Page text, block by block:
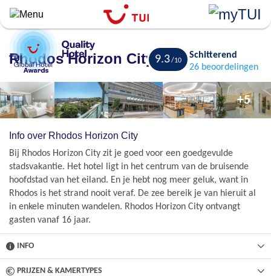
Overslaan
naar
de
algemene
inhoud
gaan
Rhodos Horizon City Bewaren
9.3
Schitterend
26 beoordelingen
+5
Info over Rhodos Horizon City
Bij Rhodos Horizon City zit je goed voor een goedgevulde
stadsvakantie. Het hotel ligt in het centrum van de bruisende
hoofdstad van het eiland. En je hebt nog meer geluk, want in
Rhodos is het strand nooit veraf. De zee bereik je van hieruit al
in enkele minuten wandelen. Rhodos Horizon City ontvangt
gasten vanaf 16 jaar.
INFO
PRIJZEN & KAMERTYPES